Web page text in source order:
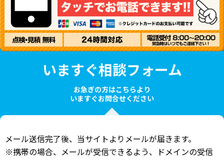
いますぐ相談フォーム
お急ぎの方はこちらより
いますぐお問合せください
メール送信完了後、当サイトよりメールが届きます。
※携帯の場合、メールが受信できるよう、ドメインの受信